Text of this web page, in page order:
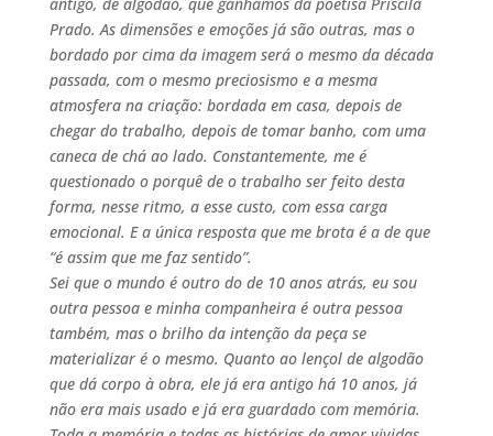
Prado. As dimensões e emoções já são outras, mas o
bordado por cima da imagem será o mesmo da década
passada, com o mesmo preciosismo e a mesma
atmosfera na criação: bordada em casa, depois de
chegar do trabalho, depois de tomar banho, com uma
caneca de chá ao lado. Constantemente, me é
questionado o porquê de o trabalho ser feito desta
forma, nesse ritmo, a esse custo, com essa carga
emocional. E a única resposta que me brota é a de que
“é assim que me faz sentido”.
Sei que o mundo é outro do de 10 anos atrás, eu sou
outra pessoa e minha companheira é outra pessoa
também, mas o brilho da intenção da peça se
materializar é o mesmo. Quanto ao lençol de algodão
que dá corpo à obra, ele já era antigo há 10 anos, já
não era mais usado e já era guardado com memória.